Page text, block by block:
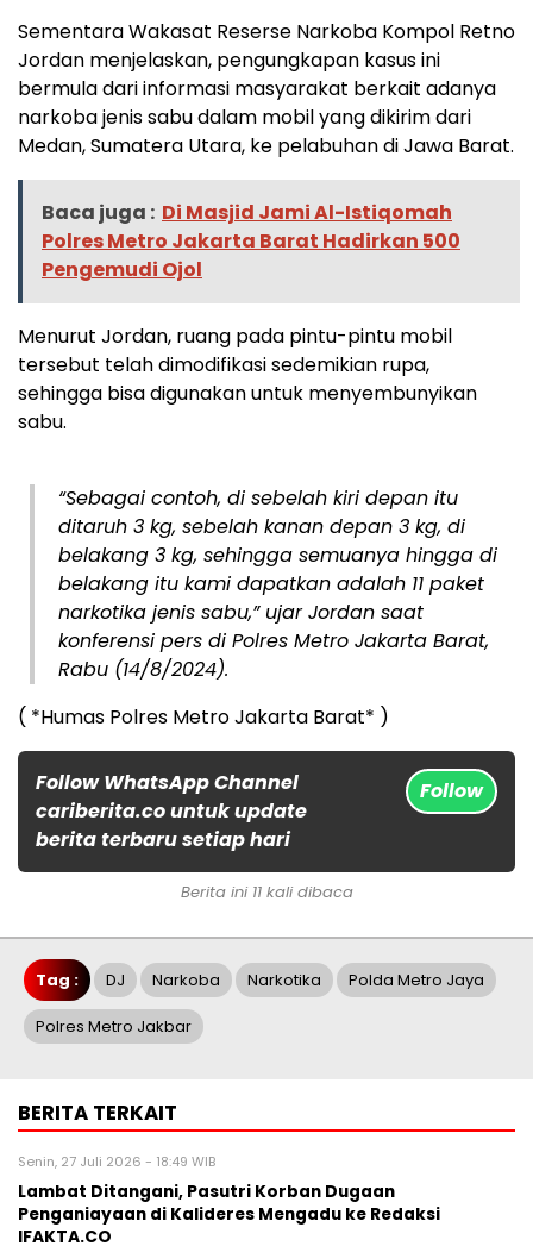
Sementara Wakasat Reserse Narkoba Kompol Retno
Jordan menjelaskan, pengungkapan kasus ini
bermula dari informasi masyarakat berkait adanya
narkoba jenis sabu dalam mobil yang dikirim dari
Medan, Sumatera Utara, ke pelabuhan di Jawa Barat.
Baca juga : Di Masjid Jami Al-Istiqomah
Polres Metro Jakarta Barat Hadirkan 500
Pengemudi Ojol
Menurut Jordan, ruang pada pintu-pintu mobil
tersebut telah dimodifikasi sedemikian rupa,
sehingga bisa digunakan untuk menyembunyikan
sabu.
“Sebagai contoh, di sebelah kiri depan itu
ditaruh 3 kg, sebelah kanan depan 3 kg, di
belakang 3 kg, sehingga semuanya hingga di
belakang itu kami dapatkan adalah 11 paket
narkotika jenis sabu,” ujar Jordan saat
konferensi pers di Polres Metro Jakarta Barat,
Rabu (14/8/2024).
( *Humas Polres Metro Jakarta Barat* )
Follow WhatsApp Channel
cariberita.co untuk update
berita terbaru setiap hari
Follow
Berita ini 11 kali dibaca
Tag : DJ Narkoba Narkotika Polda Metro Jaya
Polres Metro Jakbar
BERITA TERKAIT
Senin, 27 Juli 2026 - 18:49 WIB
Lambat Ditangani, Pasutri Korban Dugaan
Penganiayaan di Kalideres Mengadu ke Redaksi
IFAKTA.CO